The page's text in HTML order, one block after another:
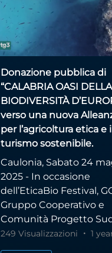
Donazione pubblica di
“CALABRIA OASI DELLA
BIODIVERSITÀ
verso una nuova
per l’agricoltura etica e il
turismo sostenibile.
Caulonia, Sabato 24
2025 - In occasione
dell’EticaBio Festival,
Gruppo Cooperativo e
Comunità Progetto
249 Visualizzazioni 1